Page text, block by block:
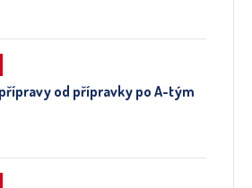
od přípravky po A-tým